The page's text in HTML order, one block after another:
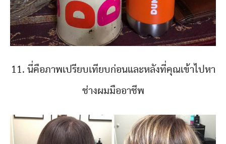
11. นี่คือภาพเปรียบเทียบก่อนและหลังที่คุณเข้าไปหา
ช่างผมมืออาชีพ